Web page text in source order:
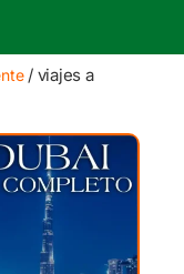
/ viajes a